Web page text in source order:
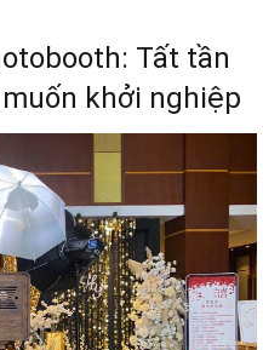
Tất tần
khởi nghiệp